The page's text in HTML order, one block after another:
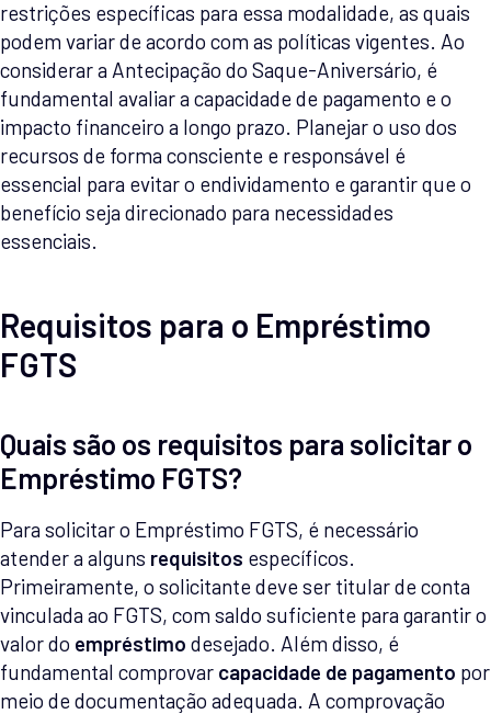
restrições específicas para essa modalidade, as quais
podem variar de acordo com as políticas vigentes. Ao
considerar a Antecipação do Saque-Aniversário, é
fundamental avaliar a capacidade de pagamento e o
impacto financeiro a longo prazo. Planejar o uso dos
recursos de forma consciente e responsável é
essencial para evitar o endividamento e garantir que o
benefício seja direcionado para necessidades
essenciais.
Requisitos para o Empréstimo
FGTS
Quais são os requisitos para solicitar o
Empréstimo FGTS?
Para solicitar o Empréstimo FGTS, é necessário
atender a alguns requisitos específicos.
Primeiramente, o solicitante deve ser titular de conta
vinculada ao FGTS, com saldo suficiente para garantir o
valor do empréstimo desejado. Além disso, é
fundamental comprovar capacidade de pagamento por
meio de documentação adequada. A comprovação